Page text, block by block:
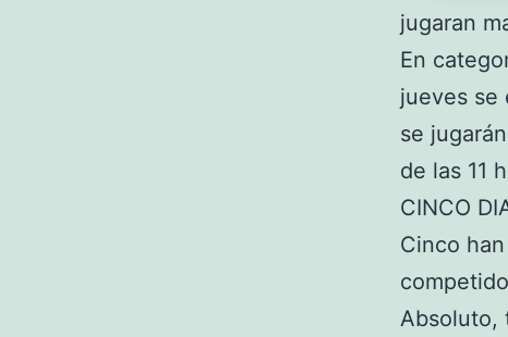
jugaran
En
jueves se
se
de las 11
CINCO
Cinco
Absoluto,